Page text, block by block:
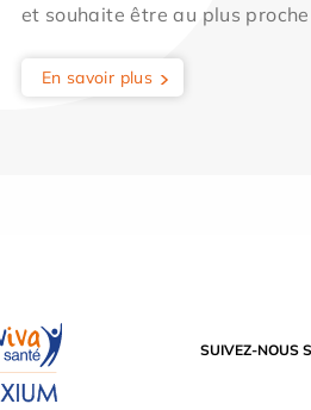
et souhaite être au plus
En savoir plus
SUIVEZ-NOUS